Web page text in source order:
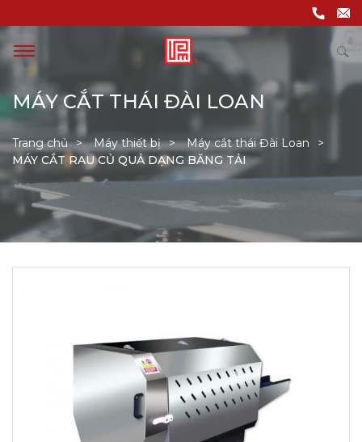
MÁY CẮT THÁI ĐÀI LOAN
Trang chủ Máy thiết bị
Máy cắt thái Đài Loan
MÁY CẮT RAU CỦ QUẢ DẠNG BĂNG TẢI